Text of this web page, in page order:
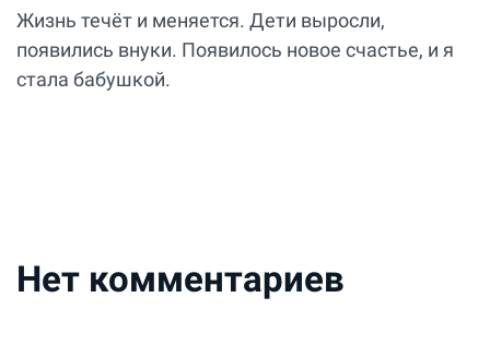
Жизнь течёт и меняется. Дети выросли,
появились внуки. Появилось новое счастье, и я
стала бабушкой.
Нет комментариев